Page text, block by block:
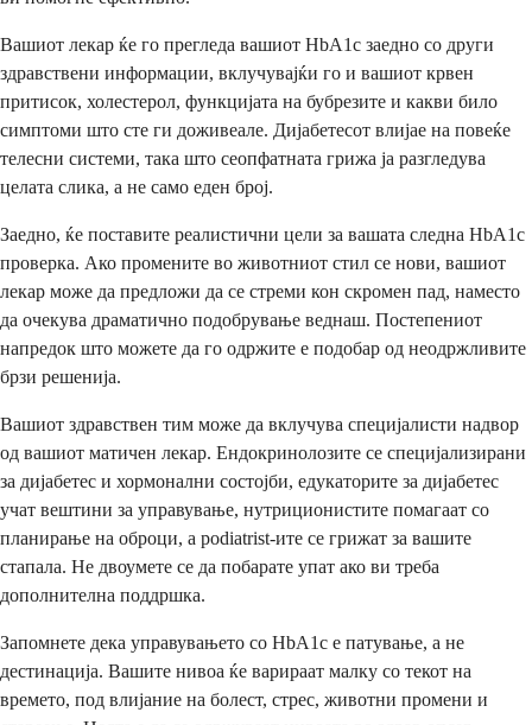
Вашиот лекар ќе го прегледа вашиот HbA1c заедно со други
здравствени информации, вклучувајќи го и вашиот крвен
притисок, холестерол, функцијата на бубрезите и какви било
симптоми што сте ги доживеале. Дијабетесот влијае на повеќе
телесни системи, така што сеопфатната грижа ја разгледува
целата слика, а не само еден број.
Заедно, ќе поставите реалистични цели за вашата следна HbA1c
проверка. Ако промените во животниот стил се нови, вашиот
лекар може да предложи да се стреми кон скромен пад, наместо
да очекува драматично подобрување веднаш. Постепениот
напредок што можете да го одржите е подобар од неодржливите
брзи решенија.
Вашиот здравствен тим може да вклучува специјалисти надвор
од вашиот матичен лекар. Ендокринолозите се специјализирани
за дијабетес и хормонални состојби, едукаторите за дијабетес
учат вештини за управување, нутриционистите помагаат со
планирање на оброци, а podiatrist-ите се грижат за вашите
стапала. Не двоумете се да побарате упат ако ви треба
дополнителна поддршка.
Запомнете дека управувањето со HbA1c е патување, а не
дестинација. Вашите нивоа ќе варираат малку со текот на
времето, под влијание на болест, стрес, животни промени и